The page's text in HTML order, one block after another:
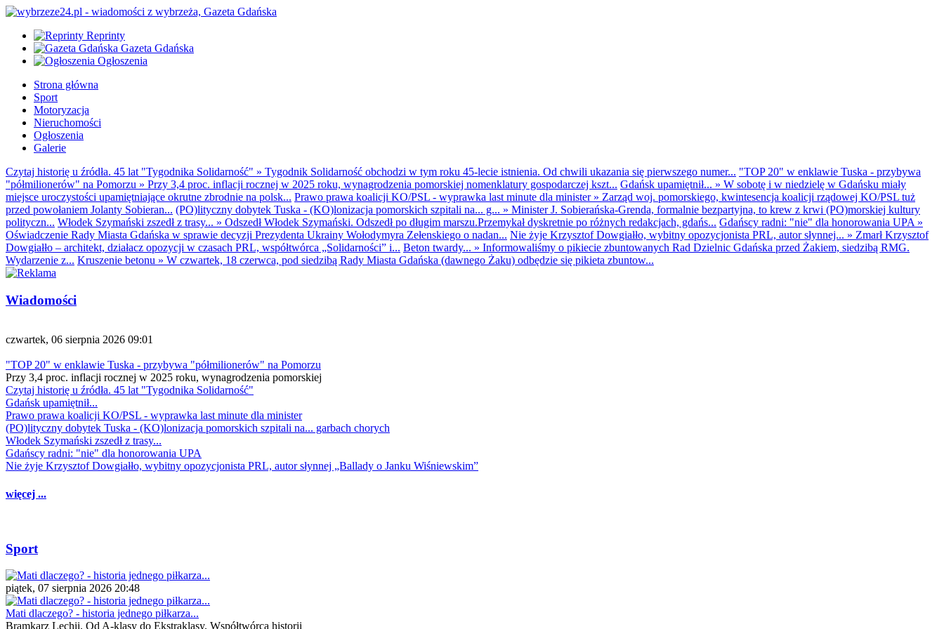
Reprinty
Gazeta Gdańska
Ogłoszenia
Strona główna
Sport
Motoryzacja
Nieruchomości
Ogłoszenia
Galerie
Czytaj historię u źródła. 45 lat "Tygodnika Solidarność" » Tygodnik Solidarność obchodzi w tym roku 45-lecie istnienia. Od chwili ukazania się pierwszego numer... "TOP 20" w enklawie Tuska - przybywa
"półmilionerów" na Pomorzu » Przy 3,4 proc. inflacji rocznej w 2025 roku, wynagrodzenia pomorskiej nomenklatury gospodarczej kszt... Gdańsk upamiętnił... » W sobotę i w niedzielę w Gdańsku miały
miejsce uroczystości upamiętniające okrutne zbrodnie na polsk... Prawo prawa koalicji KO/PSL - wyprawka last minute dla minister» Zarząd woj. pomorskiego, kwintesencja koalicji rządowej KO/PSL tuż
przed powołaniem Jolanty Sobieran... (PO)lityczny dobytek Tuska - (KO)lonizacja pomorskich szpitali na... g... » Minister J. Sobierańska-Grenda, formalnie bezpartyjna, to krew z krwi (PO)morskiej kultury
polityczn... Włodek Szymański zszedł z trasy... » Odszedł Włodek Szymański. Odszedł po długim marszu.Przemykał dyskretnie po różnych redakcjach, gdańs... Gdańscy radni: "nie" dla honorowania UPA »
Oświadczenie Rady Miasta Gdańska w sprawie decyzji Prezydenta Ukrainy Wołodymyra Zełenskiego o nadan... Nie żyje Krzysztof Dowgiałło, wybitny opozycjonista PRL, autor słynnej... » Zmarł Krzysztof
Dowgiałło – architekt, działacz opozycji w czasach PRL, współtwórca „Solidarności” i... Beton twardy... » Informowaliśmy o pikiecie zbuntowanych Rad Dzielnic Gdańska przed Żakiem, siedzibą RMG.
Wydarzenie z... Kruszenie betonu » W czwartek, 18 czerwca, pod siedzibą Rady Miasta Gdańska (dawnego Żaku) odbędzie się pikieta zbuntow...
Wiadomości
czwartek, 06 sierpnia 2026 09:01
"TOP 20" w enklawie Tuska - przybywa "półmilionerów" na Pomorzu
Przy 3,4 proc. inflacji rocznej w 2025 roku, wynagrodzenia pomorskiej
Czytaj historię u źródła. 45 lat "Tygodnika Solidarność"
Gdańsk upamiętnił...
Prawo prawa koalicji KO/PSL - wyprawka last minute dla minister
(PO)lityczny dobytek Tuska - (KO)lonizacja pomorskich szpitali na... garbach chorych
Włodek Szymański zszedł z trasy...
Gdańscy radni: "nie" dla honorowania UPA
Nie żyje Krzysztof Dowgiałło, wybitny opozycjonista PRL, autor słynnej „Ballady o Janku Wiśniewskim”
więcej ...
Sport
piątek, 07 sierpnia 2026 20:48
Mati dlaczego? - historia jednego piłkarza...
Bramkarz Lechii. Od A-klasy do Ekstraklasy. Współtwórca historii